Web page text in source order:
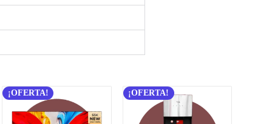
¡OFERTA! ¡OFERTA!